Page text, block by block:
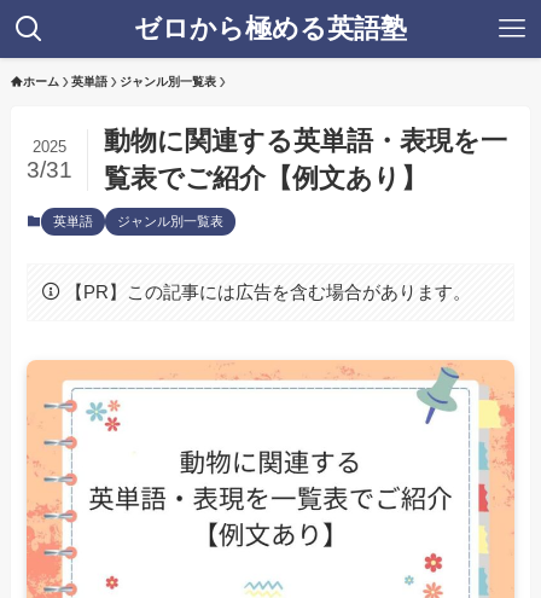
ゼロから極める英語塾
ホーム 英単語 ジャンル別一覧表
動物に関連する英単語・表現を一
覧表でご紹介【例文あり】
2025
3/31
英単語 ジャンル別一覧表
【PR】この記事には広告を含む場合があります。